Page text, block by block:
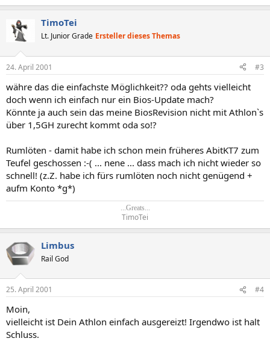
TimoTei
Lt. Junior Grade Ersteller dieses Themas
24. April 2001 #3
währe das die einfachste Möglichkeit?? oda gehts vielleicht
doch wenn ich einfach nur ein Bios-Update mach?
Könnte ja auch sein das meine BiosRevision nicht mit Athlon`s
über 1,5GH zurecht kommt oda so!?
Rumlöten - damit habe ich schon mein früheres AbitKT7 zum
Teufel geschossen :-( ... nene ... dass mach ich nicht wieder so
schnell! (z.Z. habe ich fürs rumlöten noch nicht genügend +
aufm Konto *g*)
...Greats...
TimoTei​
Limbus
Rail God
25. April 2001 #4
Moin,
vielleicht ist Dein Athlon einfach ausgereizt! Irgendwo ist halt
Schluss.